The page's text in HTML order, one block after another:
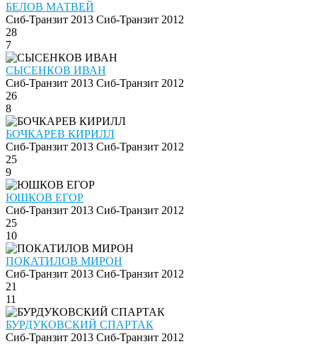
БЕЛОВ МАТВЕЙ
Сиб-Транзит 2013 Сиб-Транзит 2012
28
7
СЫСЕНКОВ ИВАН
Сиб-Транзит 2013 Сиб-Транзит 2012
26
8
БОЧКАРЕВ КИРИЛЛ
Сиб-Транзит 2013 Сиб-Транзит 2012
25
9
ЮШКОВ ЕГОР
Сиб-Транзит 2013 Сиб-Транзит 2012
25
10
ПОКАТИЛОВ МИРОН
Сиб-Транзит 2013 Сиб-Транзит 2012
21
11
БУРДУКОВСКИЙ СПАРТАК
Сиб-Транзит 2013 Сиб-Транзит 2012